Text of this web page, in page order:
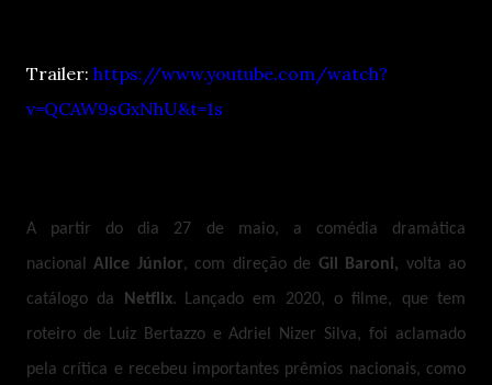
Trailer: https://www.youtube.com/watch?
v=QCAW9sGxNhU&t=1s
A partir do dia 27 de maio, a comédia dramática
nacionalAlice Júnior, com direção de Gil Baroni, volta ao
catálogo da
Netflix.
Lançado em 2020, o filme, que tem
roteiro de Luiz Bertazzo e Adriel Nizer Silva, foi aclamado
pela crítica e recebeu importantes prêmios nacionais, como